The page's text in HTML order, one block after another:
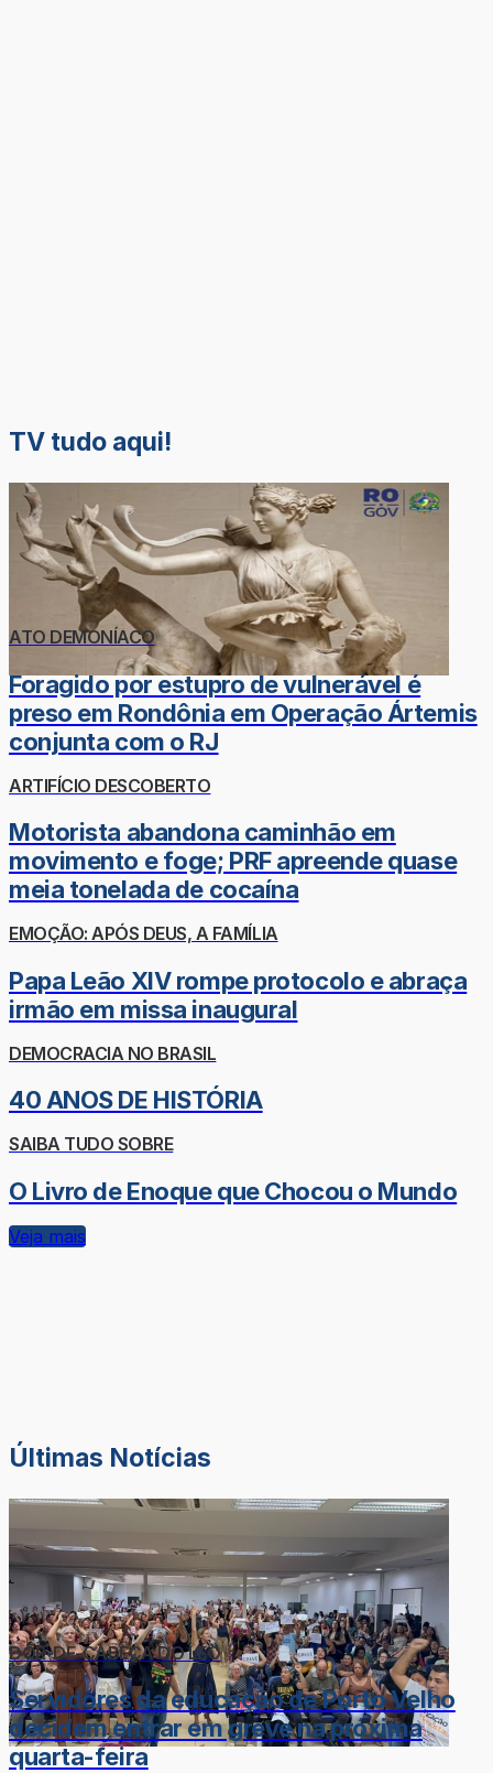
TV tudo aqui!
ATO DEMONÍACO
Foragido por estupro de vulnerável é
preso em Rondônia em Operação Ártemis
conjunta com o RJ
ARTIFÍCIO DESCOBERTO
Motorista abandona caminhão em
movimento e foge; PRF apreende quase
meia tonelada de cocaína
EMOÇÃO: APÓS DEUS, A FAMÍLIA
Papa Leão XIV rompe protocolo e abraça
irmão em missa inaugural
DEMOCRACIA NO BRASIL
40 ANOS DE HISTÓRIA
SAIBA TUDO SOBRE
O Livro de Enoque que Chocou o Mundo
Veja mais
Últimas Notícias
DOR-DE-CABEÇA DO LÉO
Servidores da educação de Porto Velho
decidem entrar em greve na próxima
quarta-feira